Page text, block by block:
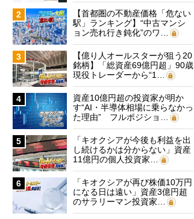
2
【首都圏の不動産価格「危ない
駅」ランキング】“中古マンシ
ョン売れ行き鈍化”のワ…
3
【億り人オールスターが狙う20
銘柄】「総資産69億円超」90歳
現役トレーダーから“1…
4
資産10億円超の投資家が明か
す“AI・半導体相場に乗らなかっ
た理由” フルポジショ…
5
「キオクシアが今後も利益を出
し続けるかは分からない」資産
11億円の個人投資家…
6
「キオクシアが再び株価10万円
になる日は遠い」資産3億円超
のサラリーマン投資家…